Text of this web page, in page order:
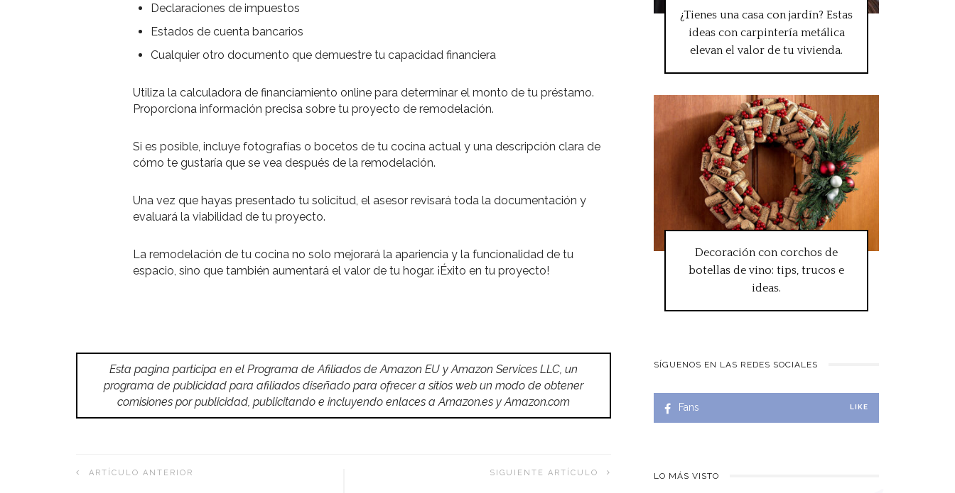
Declaraciones de impuestos
Estados de cuenta bancarios
Cualquier otro documento que demuestre tu capacidad financiera
Utiliza la calculadora de financiamiento online para determinar el monto de tu préstamo.
Proporciona información precisa sobre tu proyecto de remodelación.
Si es posible, incluye fotografías o bocetos de tu cocina actual y una descripción clara de
cómo te gustaría que se vea después de la remodelación.
Una vez que hayas presentado tu solicitud, el asesor revisará toda la documentación y
evaluará la viabilidad de tu proyecto.
La remodelación de tu cocina no solo mejorará la apariencia y la funcionalidad de tu
espacio, sino que también aumentará el valor de tu hogar. ¡Éxito en tu proyecto!
Esta pagina participa en el Programa de Afiliados de Amazon EU y Amazon Services LLC, un
programa de publicidad para afiliados diseñado para ofrecer a sitios web un modo de obtener
comisiones por publicidad, publicitando e incluyendo enlaces a Amazon.es y Amazon.com
ARTÍCULO ANTERIOR SIGUIENTE ARTÍCULO
¿Tienes una casa con jardín? Estas
ideas con carpintería metálica
elevan el valor de tu vivienda.
Decoración con corchos de
botellas de vino: tips, trucos e
ideas.
SÍGUENOS EN LAS REDES SOCIALES
Fans LIKE
LO MÁS VISTO